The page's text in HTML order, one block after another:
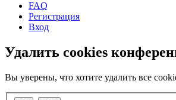
FAQ
Регистрация
Вход
Удалить cookies
Вы уверены, что хотите удалить все